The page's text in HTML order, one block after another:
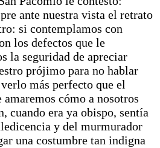
ante nuestra vista el retrato
si contemplamos con
los defectos que le
la seguridad de apreciar
prójimo para no hablar
más perfecto que el
cómo a nosotros
cuando era ya obispo, sentía
y del murmurador
una costumbre tan indigna